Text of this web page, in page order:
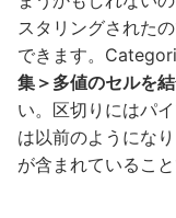
スタリングされた
できます。
集＞多値のセルを
い。区切りにはパ
は以前のようにな
が含まれていること